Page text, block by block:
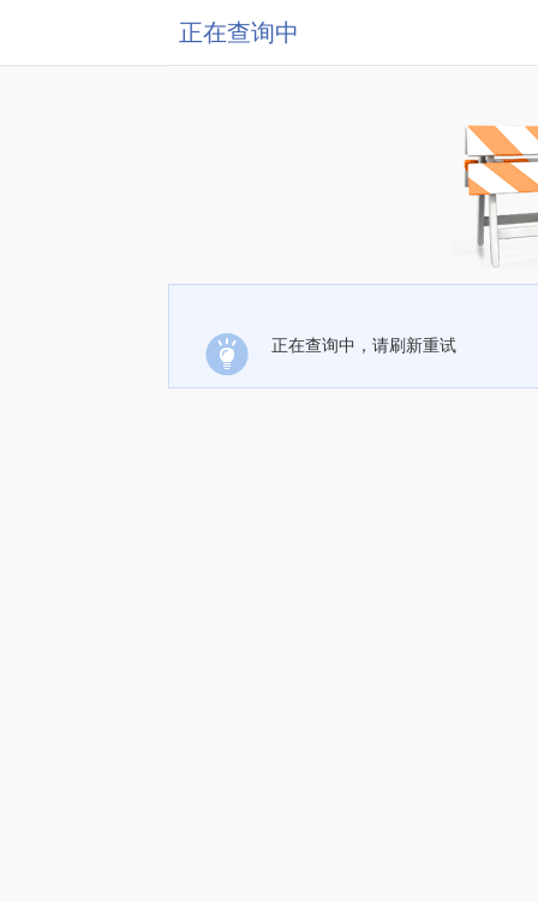
正在查询中
正在查询中，请刷新重试